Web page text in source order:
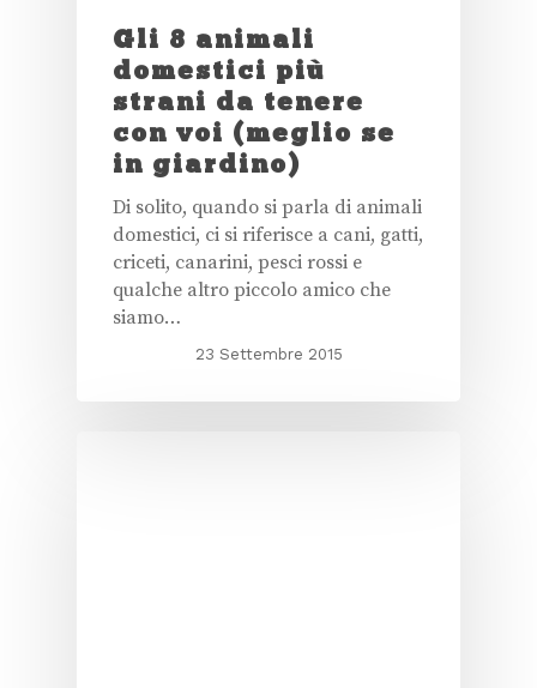
Gli 8 animali
domestici più
strani da tenere
con voi (meglio se
in giardino)
Di solito, quando si parla di animali
domestici, ci si riferisce a cani, gatti,
criceti, canarini, pesci rossi e
qualche altro piccolo amico che
siamo…
23 Settembre 2015